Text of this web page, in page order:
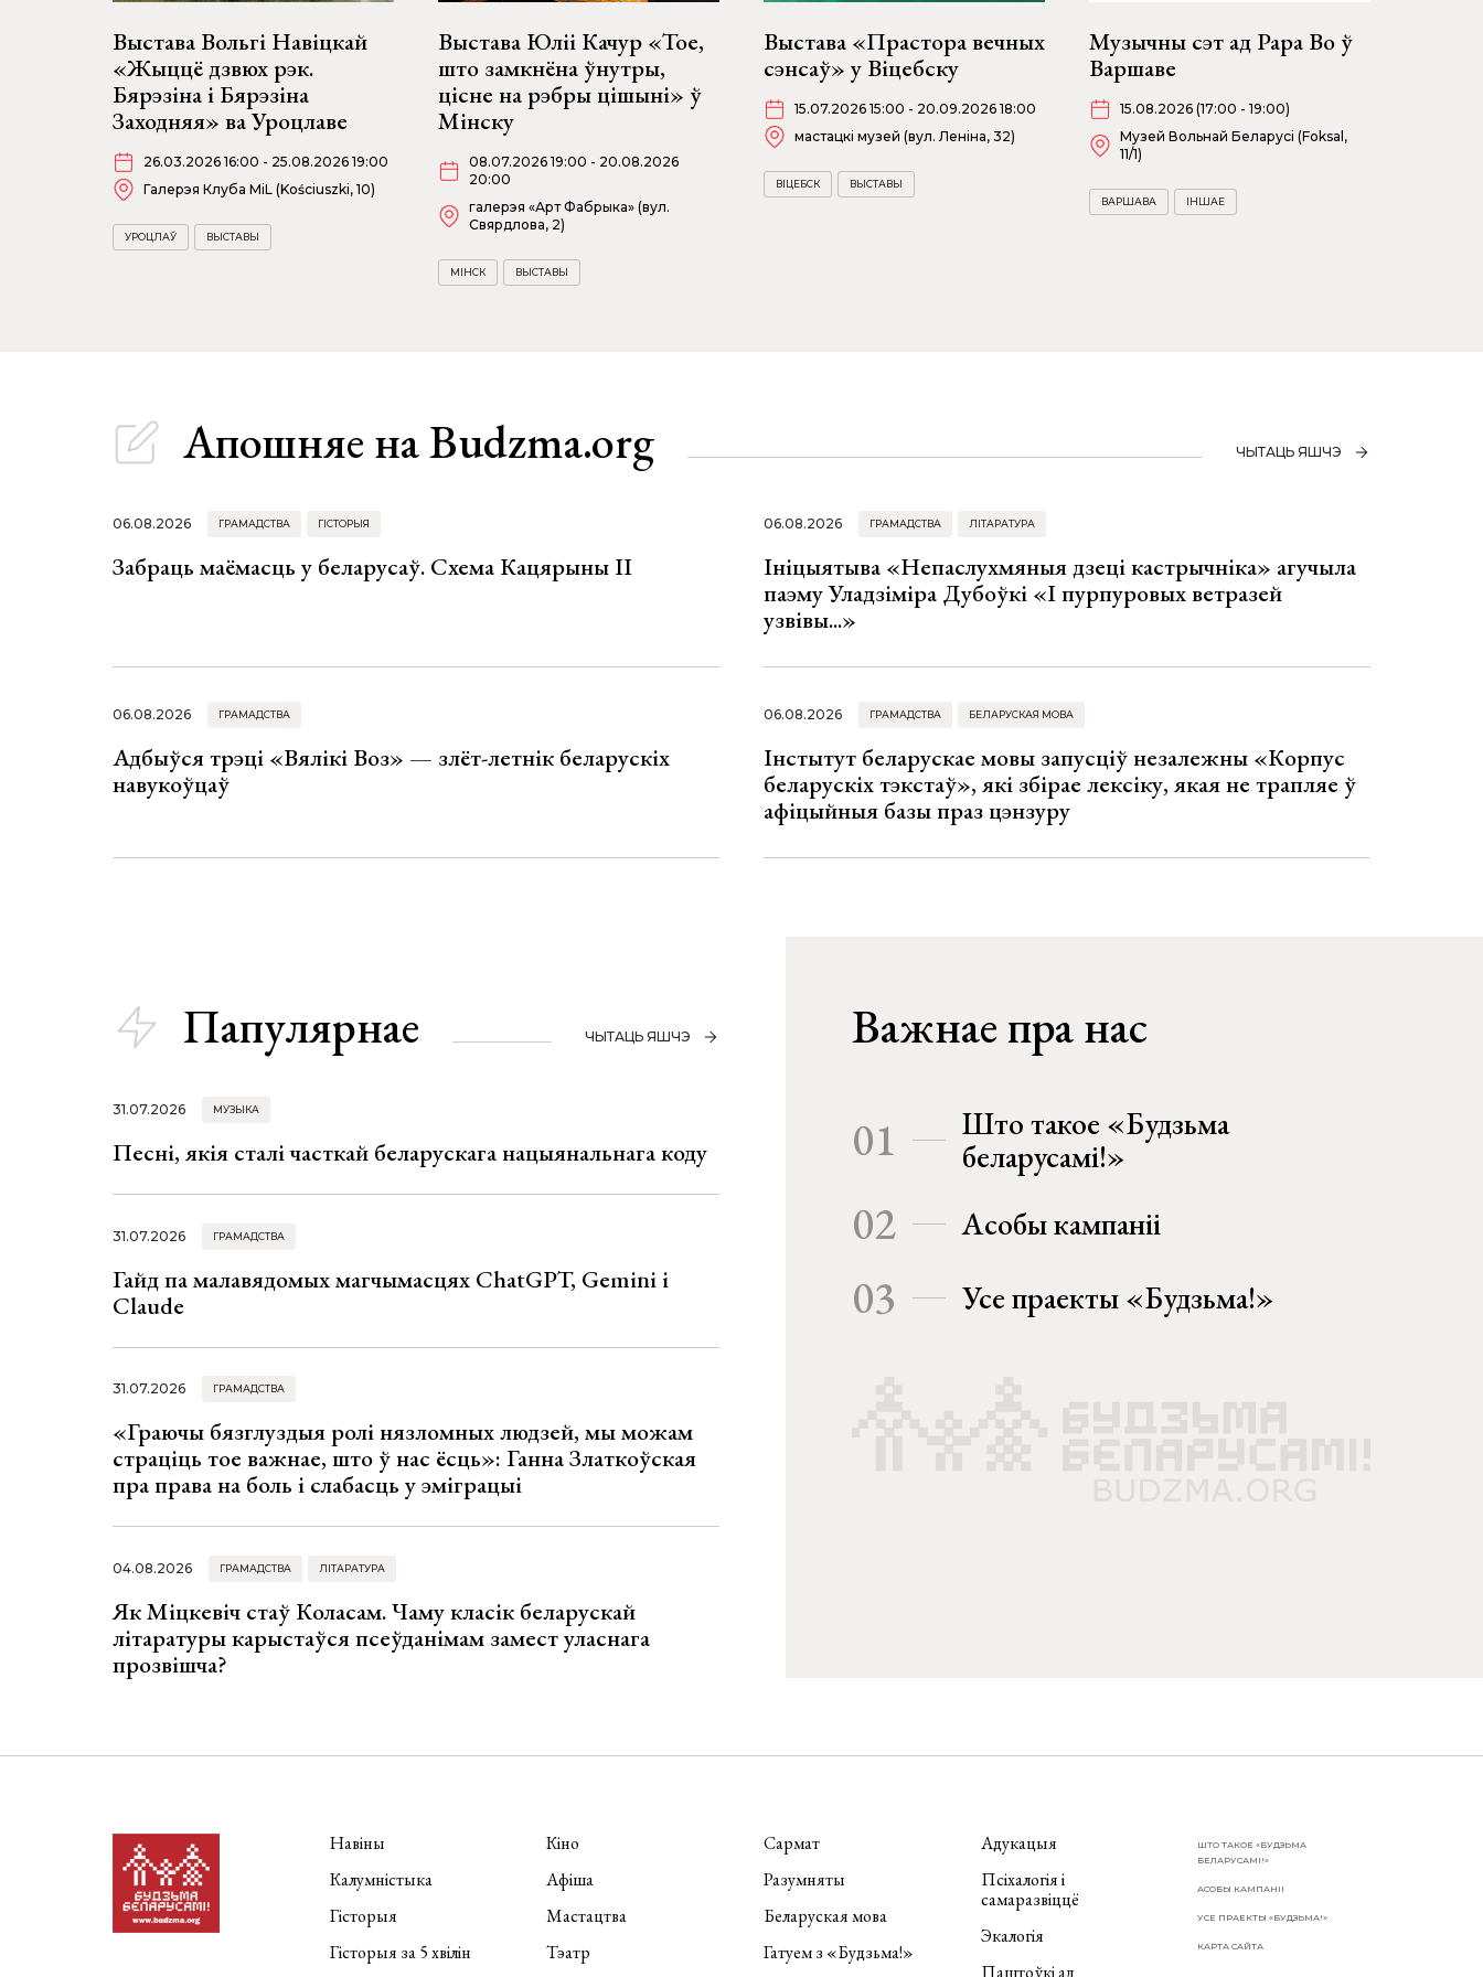
Выстава Вольгі Навіцкай
«Жыццё дзвюх рэк.
Бярэзіна і Бярэзіна
Заходняя» ва Уроцлаве
26.03.2026 16:00 - 25.08.2026 19:00
Галерэя Клуба MiL (Kościuszki, 10)
УРОЦЛАЎ ВЫСТАВЫ
Выстава Юліі Качур «Тое,
што замкнёна ўнутры,
цісне на рэбры цішыні» ў
Мінску
08.07.2026 19:00 - 20.08.2026
20:00
галерэя «Арт Фабрыка» (вул.
Свярдлова, 2)
МІНСК ВЫСТАВЫ
Выстава «Прастора вечных
сэнсаў» у Віцебску
15.07.2026 15:00 - 20.09.2026 18:00
мастацкі музей (вул. Леніна, 32)
ВІЦЕБСК ВЫСТАВЫ
Музычны сэт ад Papa Bo ў
Варшаве
15.08.2026 (17:00 - 19:00)
Музей Вольнай Беларусі (Foksal,
11/1)
ВАРШАВА ІНШАЕ
Апошняе на Budzma.org ЧЫТАЦЬ ЯШЧЭ
06.08.2026 ГРАМАДСТВА ГІСТОРЫЯ
Забраць маёмасць у беларусаў. Схема Кацярыны ІІ
06.08.2026 ГРАМАДСТВА ЛІТАРАТУРА
Ініцыятыва «Непаслухмяныя дзеці кастрычніка» агучыла
паэму Уладзіміра Дубоўкі «І пурпуровых ветразей
узвівы...»
06.08.2026 ГРАМАДСТВА
Адбыўся трэці «Вялікі Воз» — злёт-летнік беларускіх
навукоўцаў
06.08.2026 ГРАМАДСТВА БЕЛАРУСКАЯ МОВА
Інстытут беларускае мовы запусціў незалежны «Корпус
беларускіх тэкстаў», які збірае лексіку, якая не трапляе ў
афіцыйныя базы праз цэнзуру
Папулярнае ЧЫТАЦЬ ЯШЧЭ
31.07.2026 МУЗЫКА
Песні, якія сталі часткай беларускага нацыянальнага коду
31.07.2026 ГРАМАДСТВА
Гайд па малавядомых магчымасцях ChatGPT, Gemini і
Claude
31.07.2026 ГРАМАДСТВА
«Граючы бязглуздыя ролі нязломных людзей, мы можам
страціць тое важнае, што ў нас ёсць»: Ганна Златкоўская
пра права на боль і слабасць у эміграцыі
04.08.2026 ГРАМАДСТВА ЛІТАРАТУРА
Як Міцкевіч стаў Коласам. Чаму класік беларускай
літаратуры карыстаўся псеўданімам замест уласнага
прозвішча?
Важнае пра нас
01
Што такое «Будзьма
беларусамі!»
02 Асобы кампаніі
03 Усе праекты «Будзьма!»
Навіны
Калумністыка
Гісторыя
Гісторыя за 5 хвілін
Кіно
Афіша
Мастацтва
Тэатр
Сармат
Разумняты
Беларуская мова
Гатуем з «Будзьма!»
Адукацыя
Псіхалогія і
самаразвіццё
Экалогія
Паштоўкі ад
ШТО ТАКОЕ «БУДЗЬМА
БЕЛАРУСАМІ!»
АСОБЫ КАМПАНІІ
УСЕ ПРАЕКТЫ «БУДЗЬМА!»
КАРТА САЙТА